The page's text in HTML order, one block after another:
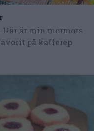
är min mormors
på kafferep